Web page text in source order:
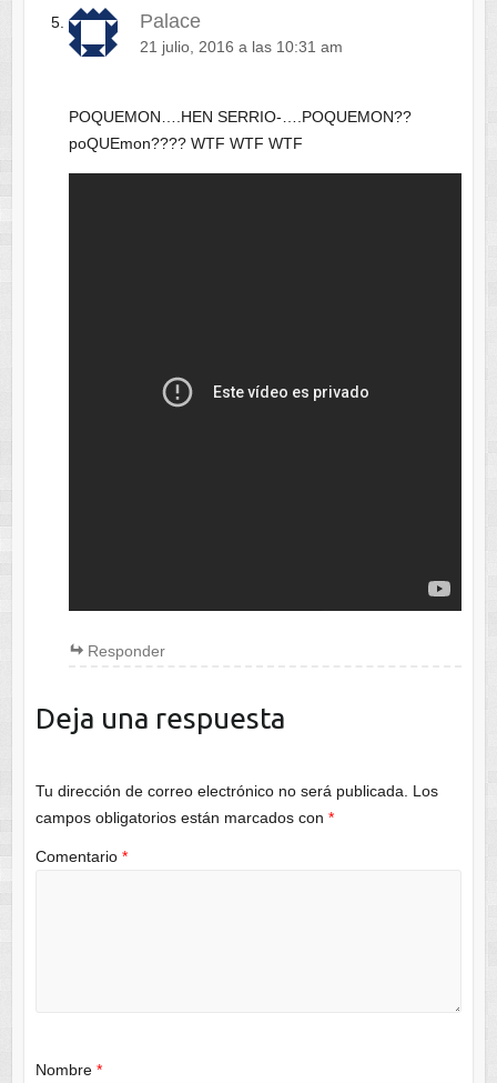
Palace
21 julio, 2016 a las 10:31 am
POQUEMON….HEN SERRIO-….POQUEMON??
poQUEmon???? WTF WTF WTF
Responder
Deja una respuesta
Tu dirección de correo electrónico no será publicada.
Los
campos obligatorios están marcados con *
Comentario *
Nombre *